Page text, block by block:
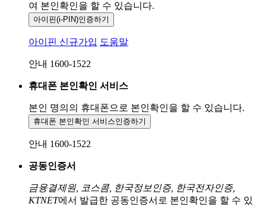
여 본인확인을 할 수 있습니다.
아이핀(i-PIN)인증하기
아이핀 신규가입 도움말
안내 1600-1522
휴대폰 본인확인 서비스
본인 명의의 휴대폰으로 본인확인을 할 수 있습니다.
휴대폰 본인확인 서비스인증하기
안내 1600-1522
공동인증서
금융결제원, 코스콤, 한국정보인증, 한국전자인증,
KTNET에서 발급한 공동인증서로 본인확인을 할 수 있